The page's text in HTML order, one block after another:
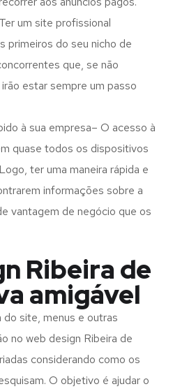
um site profissional
primeiros do seu nicho de
que, se não
estar sempre um passo
à sua empresa– O acesso à
quase todos os dispositivos
ter uma maneira rápida e
informações sobre a
vantagem de negócio que os
Ribeira de
amigável
site, menus e outras
no web design Ribeira de
considerando como os
O objetivo é ajudar o